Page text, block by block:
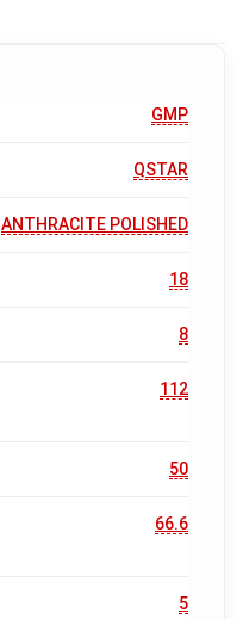
GMP
QSTAR
ANTHRACITE POLISHED
18
8
112
50
66.6
5